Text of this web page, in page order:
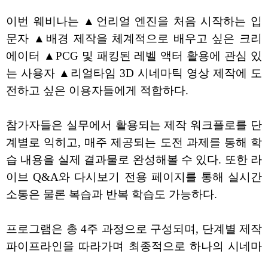
이번 웨비나는 ▲언리얼 엔진을 처음 시작하는 입
문자 ▲배경 제작을 체계적으로 배우고 싶은 크리
에이터 ▲PCG 및 패킹된 레벨 액터 활용에 관심 있
는 사용자 ▲리얼타임 3D 시네마틱 영상 제작에 도
전하고 싶은 이용자들에게 적합하다.
참가자들은 실무에서 활용되는 제작 워크플로를 단
계별로 익히고, 매주 제공되는 도전 과제를 통해 학
습 내용을 실제 결과물로 완성해볼 수 있다. 또한 라
이브 Q&A와 다시보기 전용 페이지를 통해 실시간
소통은 물론 복습과 반복 학습도 가능하다.
프로그램은 총 4주 과정으로 구성되며, 단계별 제작
파이프라인을 따라가며 최종적으로 하나의 시네마